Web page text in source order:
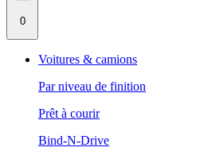
0
Voitures & camions
Par niveau de finition
Prêt à courir
Bind-N-Drive